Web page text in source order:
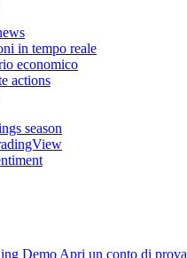
in tempo reale
economico
actions
season
Demo Apri un conto di prova